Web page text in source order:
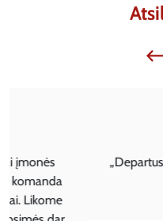
„Departus“ darbų
kuriais